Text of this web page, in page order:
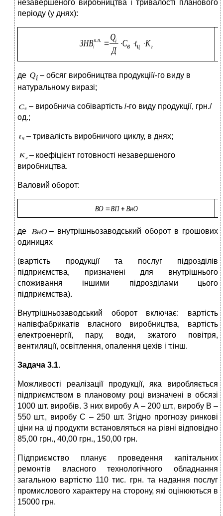
незавершеного виробництва і тривалості планового
періоду (у днях):
де – обсяг виробництва продукціїі-го виду в
натуральному виразі;
– виробнича собівартість і-го виду продукції, грн./
од.;
– тривалість виробничого циклу, в днях;
– коефіцієнт готовності незавершеного
виробництва.
Валовий оборот:
де
– внутрішньозаводський оборот в грошових
одиницях
(вартість продукції та послуг підрозділів
підприємства, призначені для внутрішнього
споживання іншими підрозділами цього
підприємства).
Внутрішньозаводський оборот включає: вартість
напівфабрикатів власного виробництва, вартість
електроенергії, пару, води, зжатого повітря,
вентиляції, освітлення, опалення цехів і т.інш.
Задача 3.1.
Можливості реалізації продукції, яка виробляється
підприємством в плановому році визначені в обсязі
1000 шт. виробів. З них виробу А – 200 шт., виробу В –
550 шт., виробу С – 250 шт. Згідно прогнозу ринкові
ціни на ці продукти встановляться на рівні відповідно
85,00 грн., 40,00 грн., 150,00 грн.
Підприємство планує проведення капітальних
ремонтів власного технологічного обладнання
загальною вартістю 110 тис. грн. та надання послуг
промислового характеру на сторону, які оцінюються в
15000 грн.